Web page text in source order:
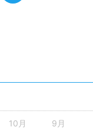
10月 9月